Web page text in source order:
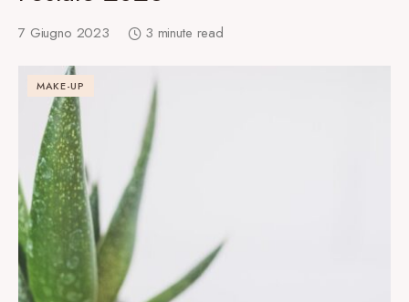
7 Giugno 2023 3 minute read
MAKE-UP